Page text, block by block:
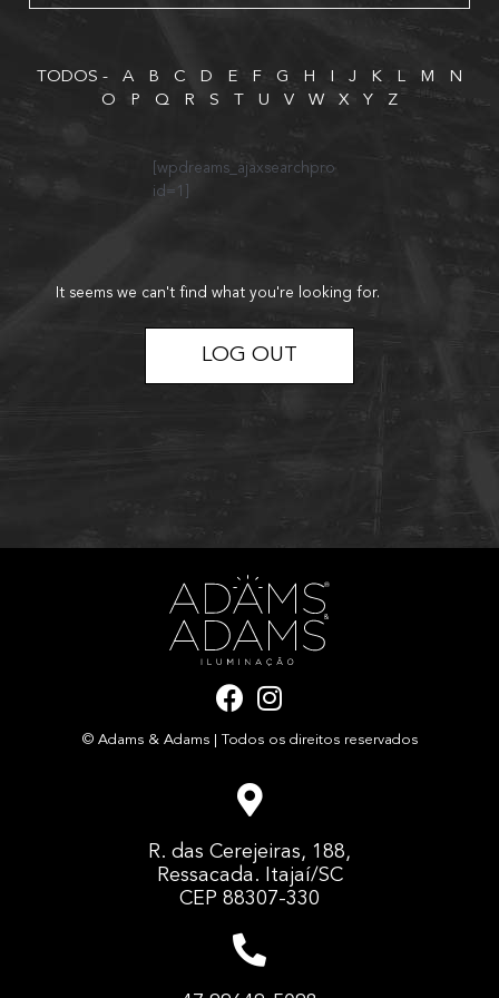
TODOS - A B C D E F G H J K L M
N
O
P Q R S T U V W X Y Z
[wpdreams_ajaxsearchpro
id=1]
It seems we can't find what you're looking for.
LOG OUT
F
a
c
b
o
k
I
n
s
r
a
m
© Adams & Adams | Todos os direitos reservados
R. das Cerejeiras, 188,
Ressacada. Itajaí/SC
CEP 88307-330